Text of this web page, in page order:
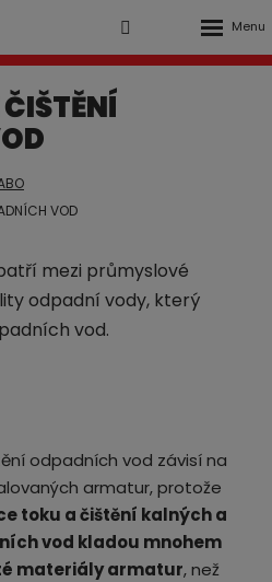
Vyhledávání
Přihlášení
menu
VOD
mezi průmyslové
odpadní vody, který
vod.
odpadních vod závisí na
armatur, protože
toku a čištění kalných a
vod kladou mnohem
materiály armatur, než